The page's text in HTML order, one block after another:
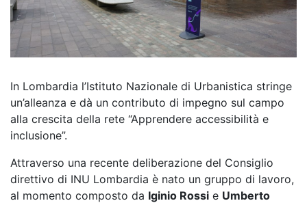
In Lombardia l’Istituto Nazionale di Urbanistica stringe
un’alleanza e dà un contributo di impegno sul campo
alla crescita della rete “Apprendere accessibilità e
inclusione”.
Attraverso una recente deliberazione del Consiglio
direttivo di INU Lombardia è nato un gruppo di lavoro,
al momento composto da Iginio Rossi e Umberto